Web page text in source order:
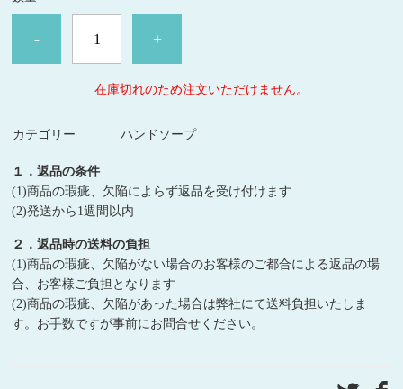
- +
在庫切れのため注文いただけません。
カテゴリー ハンドソープ
１．返品の条件
(1)商品の瑕疵、欠陥によらず返品を受け付けます
(2)発送から1週間以内
２．返品時の送料の負担
(1)商品の瑕疵、欠陥がない場合のお客様のご都合による返品の場
合、お客様ご負担となります
(2)商品の瑕疵、欠陥があった場合は弊社にて送料負担いたしま
す。お手数ですが事前にお問合せください。